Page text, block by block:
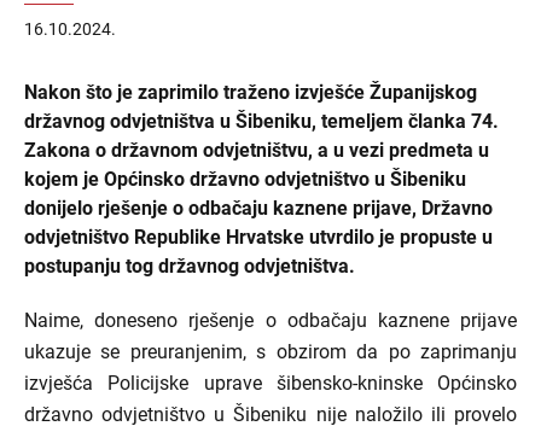
16.10.2024.
Nakon što je zaprimilo traženo izvješće Županijskog
državnog odvjetništva u Šibeniku, temeljem članka 74.
Zakona o državnom odvjetništvu, a u vezi predmeta u
kojem je Općinsko državno odvjetništvo u Šibeniku
donijelo rješenje o odbačaju kaznene prijave, Državno
odvjetništvo Republike Hrvatske utvrdilo je propuste u
postupanju tog državnog odvjetništva.
Naime, doneseno rješenje o odbačaju kaznene prijave
ukazuje se preuranjenim, s obzirom da po zaprimanju
izvješća Policijske uprave šibensko-kninske Općinsko
državno odvjetništvo u Šibeniku nije naložilo ili provelo